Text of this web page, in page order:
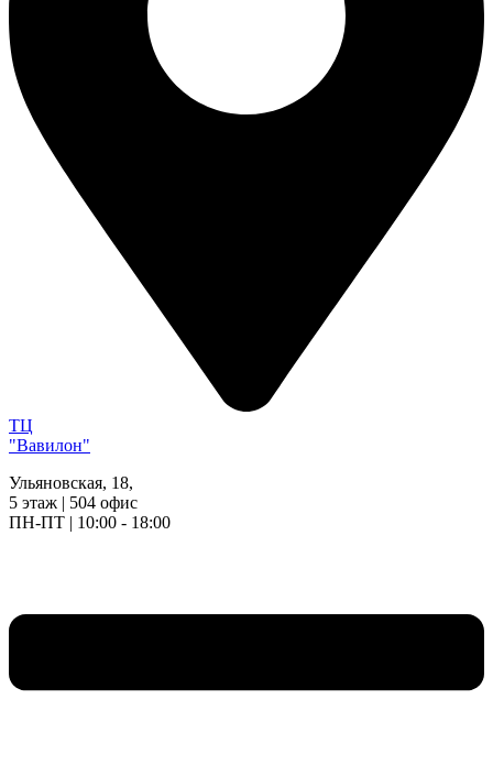
ТЦ
"Вавилон"
Ульяновская, 18,
5 этаж | 504 офис
ПН-ПТ | 10:00 - 18:00